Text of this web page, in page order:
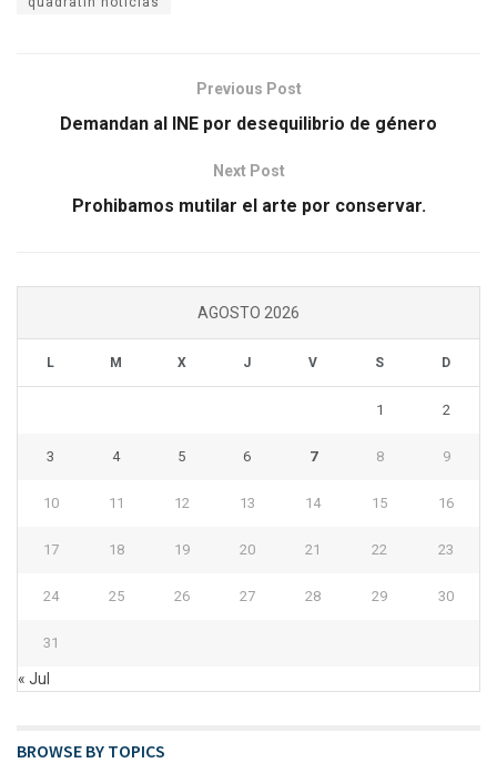
Previous Post
Demandan al INE por desequilibrio de género
Next Post
Prohibamos mutilar el arte por conservar.
AGOSTO 2026
L M X J V S D
1 2
3 4 5 6 7 8 9
10 11 12 13 14 15 16
17 18 19 20 21 22 23
24 25 26 27 28 29 30
31
« Jul
BROWSE BY TOPICS